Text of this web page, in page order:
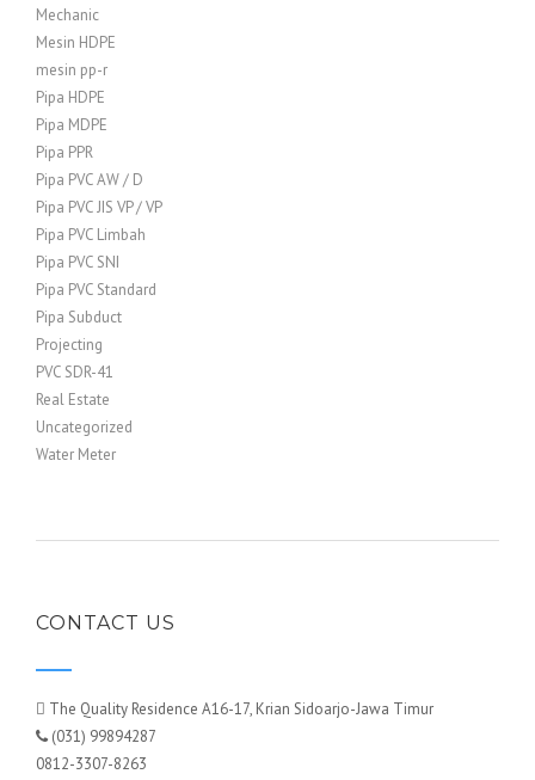
Mechanic
Mesin HDPE
mesin pp-r
Pipa HDPE
Pipa MDPE
Pipa PPR
Pipa PVC AW / D
Pipa PVC JIS VP / VP
Pipa PVC Limbah
Pipa PVC SNI
Pipa PVC Standard
Pipa Subduct
Projecting
PVC SDR-41
Real Estate
Uncategorized
Water Meter
CONTACT US
The Quality Residence A16-17, Krian Sidoarjo-Jawa Timur
(031) 99894287
0812-3307-8263